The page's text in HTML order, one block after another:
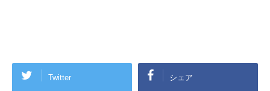
Twitter シェア